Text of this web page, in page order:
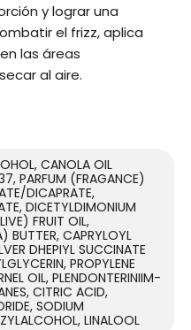
y lograr una
el frizz, aplica
las áreas
al aire.
CANOLA OIL
PARFUM (FRAGANCE)
DICAPRATE,
DICETYLDIMONIUM
FRUIT OIL,
BUTTER, CAPRYLOYL
DHEPIYL SUCCINATE
PROPYLENE
OIL, PLENDONTERINIIM-
CITRIC ACID,
SODIUM
LINALOOL